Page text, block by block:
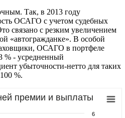
Так, в 2013 году
ОСАГО с учетом судебных
связано с резким увеличением
«автогражданке». В особой
ОСАГО в портфеле
% - усредненный
убыточности-нетто для таких
%.
премии и выплаты
6